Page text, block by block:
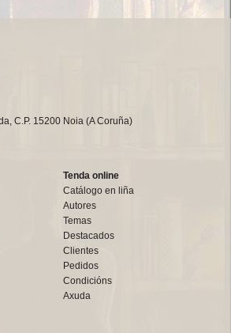
C.P. 15200 Noia (A Coruña)
Tenda online
Catálogo en liña
Autores
Temas
Destacados
Clientes
Pedidos
Condicións
Axuda